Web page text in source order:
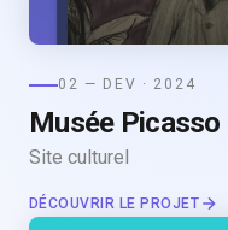
02 — DEV · 2024
Musée Picasso
Site culturel
DÉCOUVRIR LE PROJET